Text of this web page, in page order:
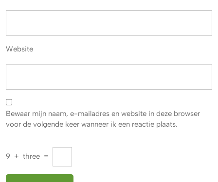
Website
Bewaar mijn naam, e-mailadres en website in deze browser
voor de volgende keer wanneer ik een reactie plaats.
9 + three =